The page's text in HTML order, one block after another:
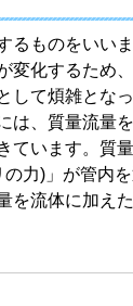
るものをいい
変化するため
して煩雑とな
は、質量流量
ています。質
力)」が管内
を流体に加え